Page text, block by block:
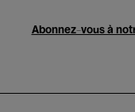
Abonnez-vous à